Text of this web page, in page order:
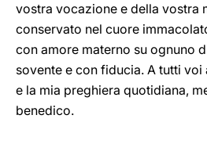
vostra vocazione e della vostra
conservato nel cuore
con amore materno su ognuno
sovente e con fiducia. A tutti
e la mia preghiera quotidiana,
benedico.